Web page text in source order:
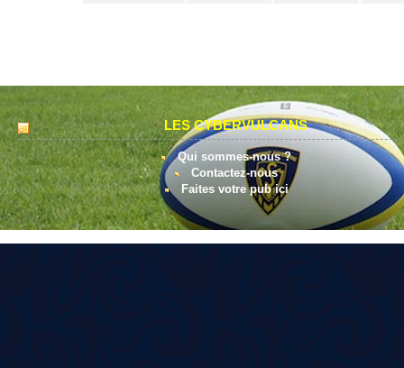
LES CYBERVULCANS
Qui sommes-nous ?
Contactez-nous
Faites votre pub ici